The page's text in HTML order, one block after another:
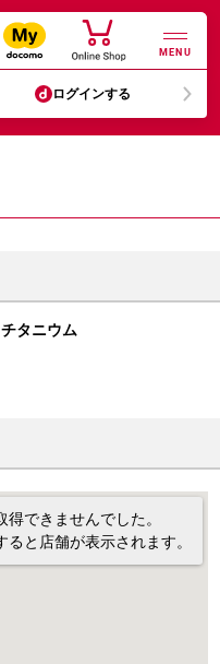
MENU
ログインする
タニウム
得できませんでした。
ると店舗が表示されます。